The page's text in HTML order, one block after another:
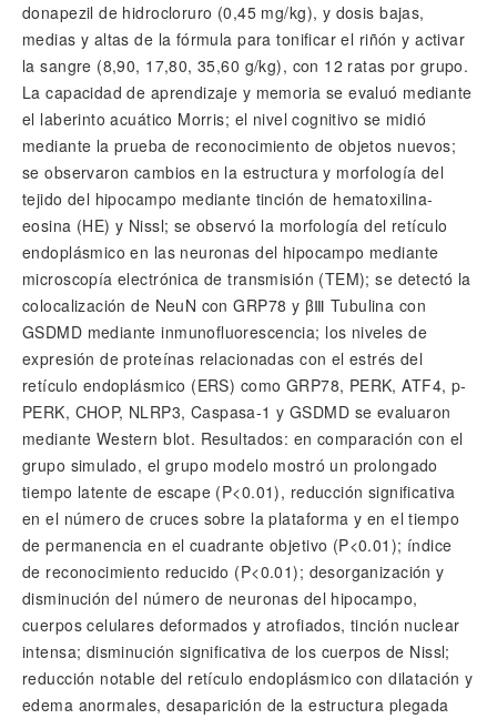
donapezil de hidrocloruro (0,45 mg/kg), y dosis bajas,
medias y altas de la fórmula para tonificar el riñón y activar
la sangre (8,90, 17,80, 35,60 g/kg), con 12 ratas por grupo.
La capacidad de aprendizaje y memoria se evaluó mediante
el laberinto acuático Morris; el nivel cognitivo se midió
mediante la prueba de reconocimiento de objetos nuevos;
se observaron cambios en la estructura y morfología del
tejido del hipocampo mediante tinción de hematoxilina-
eosina (HE) y Nissl; se observó la morfología del retículo
endoplásmico en las neuronas del hipocampo mediante
microscopía electrónica de transmisión (TEM); se detectó la
colocalización de NeuN con GRP78 y βⅢ Tubulina con
GSDMD mediante inmunofluorescencia; los niveles de
expresión de proteínas relacionadas con el estrés del
retículo endoplásmico (ERS) como GRP78, PERK, ATF4, p-
PERK, CHOP, NLRP3, Caspasa-1 y GSDMD se evaluaron
mediante Western blot. Resultados: en comparación con el
grupo simulado, el grupo modelo mostró un prolongado
tiempo latente de escape (P<0.01), reducción significativa
en el número de cruces sobre la plataforma y en el tiempo
de permanencia en el cuadrante objetivo (P<0.01); índice
de reconocimiento reducido (P<0.01); desorganización y
disminución del número de neuronas del hipocampo,
cuerpos celulares deformados y atrofiados, tinción nuclear
intensa; disminución significativa de los cuerpos de Nissl;
reducción notable del retículo endoplásmico con dilatación y
edema anormales, desaparición de la estructura plegada